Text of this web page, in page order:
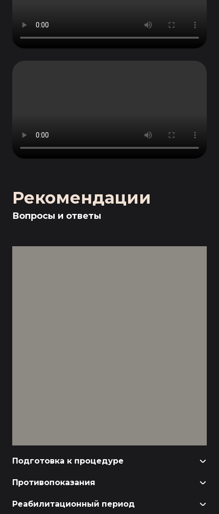
Рекомендации
Вопросы и ответы
Подготовка к процедуре
Противопоказания
Реабилитационный период